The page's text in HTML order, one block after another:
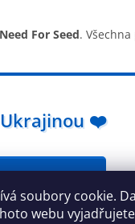
soubory cookie.
webu
Need For Seed.
❤️